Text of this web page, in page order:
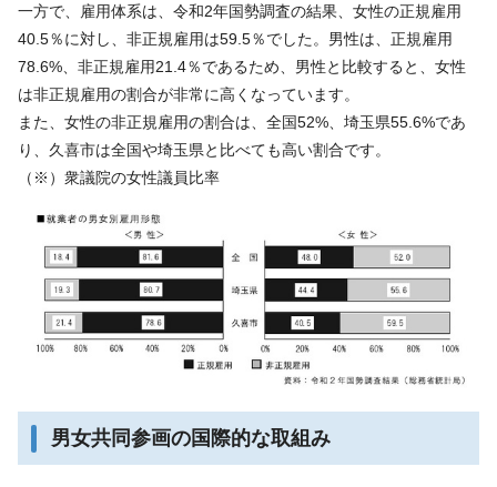
一方で、雇用体系は、令和2年国勢調査の結果、女性の正規雇用
40.5％に対し、非正規雇用は59.5％でした。男性は、正規雇用
78.6%、非正規雇用21.4％であるため、男性と比較すると、女性
は非正規雇用の割合が非常に高くなっています。
また、女性の非正規雇用の割合は、全国52%、埼玉県55.6%であ
り、久喜市は全国や埼玉県と比べても高い割合です。
（※）衆議院の女性議員比率
男女共同参画の国際的な取組み